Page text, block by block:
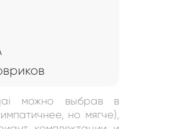
можно выбрав в
но мягче),